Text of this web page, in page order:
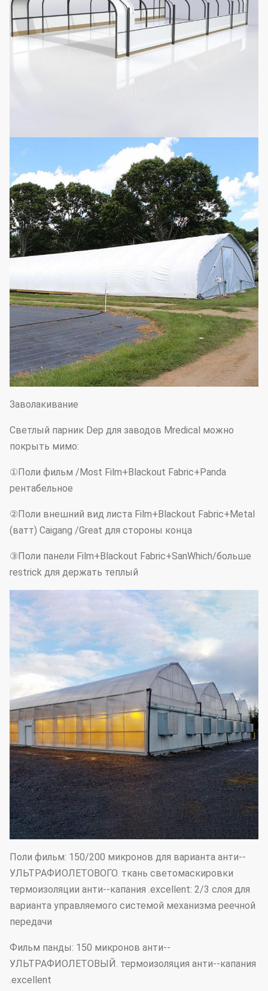
Заволакивание
Светлый парник Dep для заводов Mredical можно
покрыть мимо:
①Поли фильм /Most Film+Blackout Fabric+Panda
рентабельное
②Поли внешний вид листа Film+Blackout Fabric+Metal
(ватт) Caigang /Great для стороны конца
③Поли панели Film+Blackout Fabric+SanWhich/больше
restrick для держать теплый
Поли фильм: 150/200 микронов для варианта анти--
УЛЬТРАФИОЛЕТОВОГО. ткань светомаскировки
термоизоляции анти--капания .excellent: 2/3 слоя для
варианта управляемого системой механизма реечной
передачи
Фильм панды: 150 микронов анти--
УЛЬТРАФИОЛЕТОВЫЙ. термоизоляция анти--капания
.excellent